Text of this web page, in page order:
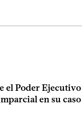
el Poder Ejecutivo
en su caso